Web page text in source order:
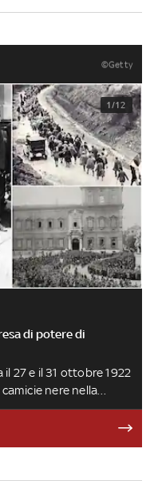
©Getty
1/12
di potere di
27 e il 31 ottobre 1922
nere nella
da Benito
20 anni. Scontri e
da piazza del